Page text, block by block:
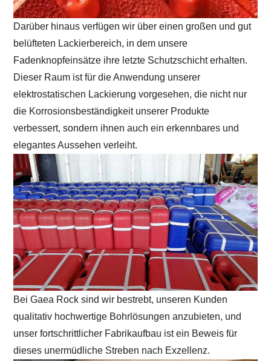
Darüber hinaus verfügen wir über einen großen und gut
belüfteten Lackierbereich, in dem unsere
Fadenknopfeinsätze ihre letzte Schutzschicht erhalten.
Dieser Raum ist für die Anwendung unserer
elektrostatischen Lackierung vorgesehen, die nicht nur
die Korrosionsbeständigkeit unserer Produkte
verbessert, sondern ihnen auch ein erkennbares und
elegantes Aussehen verleiht.
Bei Gaea Rock sind wir bestrebt, unseren Kunden
qualitativ hochwertige Bohrlösungen anzubieten, und
unser fortschrittlicher Fabrikaufbau ist ein Beweis für
dieses unermüdliche Streben nach Exzellenz.